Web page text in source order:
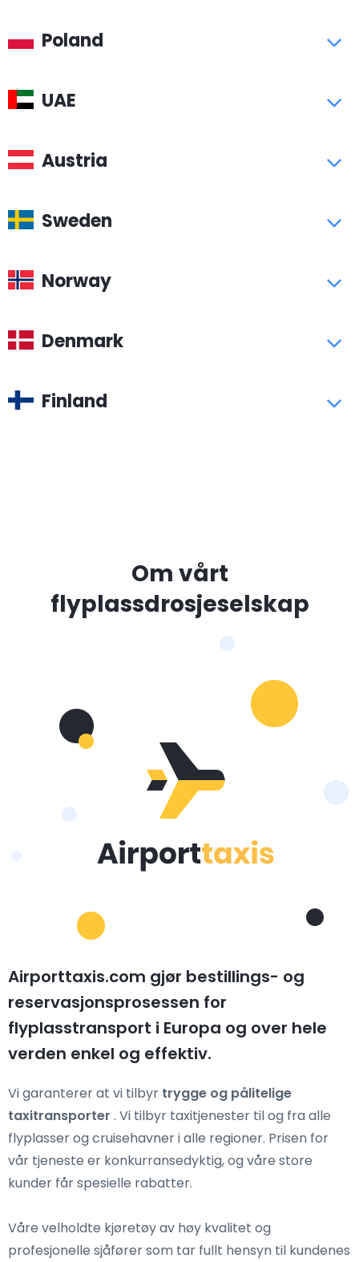
Poland
UAE
Austria
Sweden
Norway
Denmark
Finland
Om vårt
flyplassdrosjeselskap
Airporttaxis.com gjør bestillings- og
reservasjonsprosessen for
flyplasstransport i Europa og over hele
verden enkel og effektiv.
Vi garanterer at vi tilbyr trygge og pålitelige
taxitransporter . Vi tilbyr taxitjenester til og fra alle
flyplasser og cruisehavner i alle regioner. Prisen for
vår tjeneste er konkurransedyktig, og våre store
kunder får spesielle rabatter.
Våre velholdte kjøretøy av høy kvalitet og
profesjonelle sjåfører som tar fullt hensyn til kundenes